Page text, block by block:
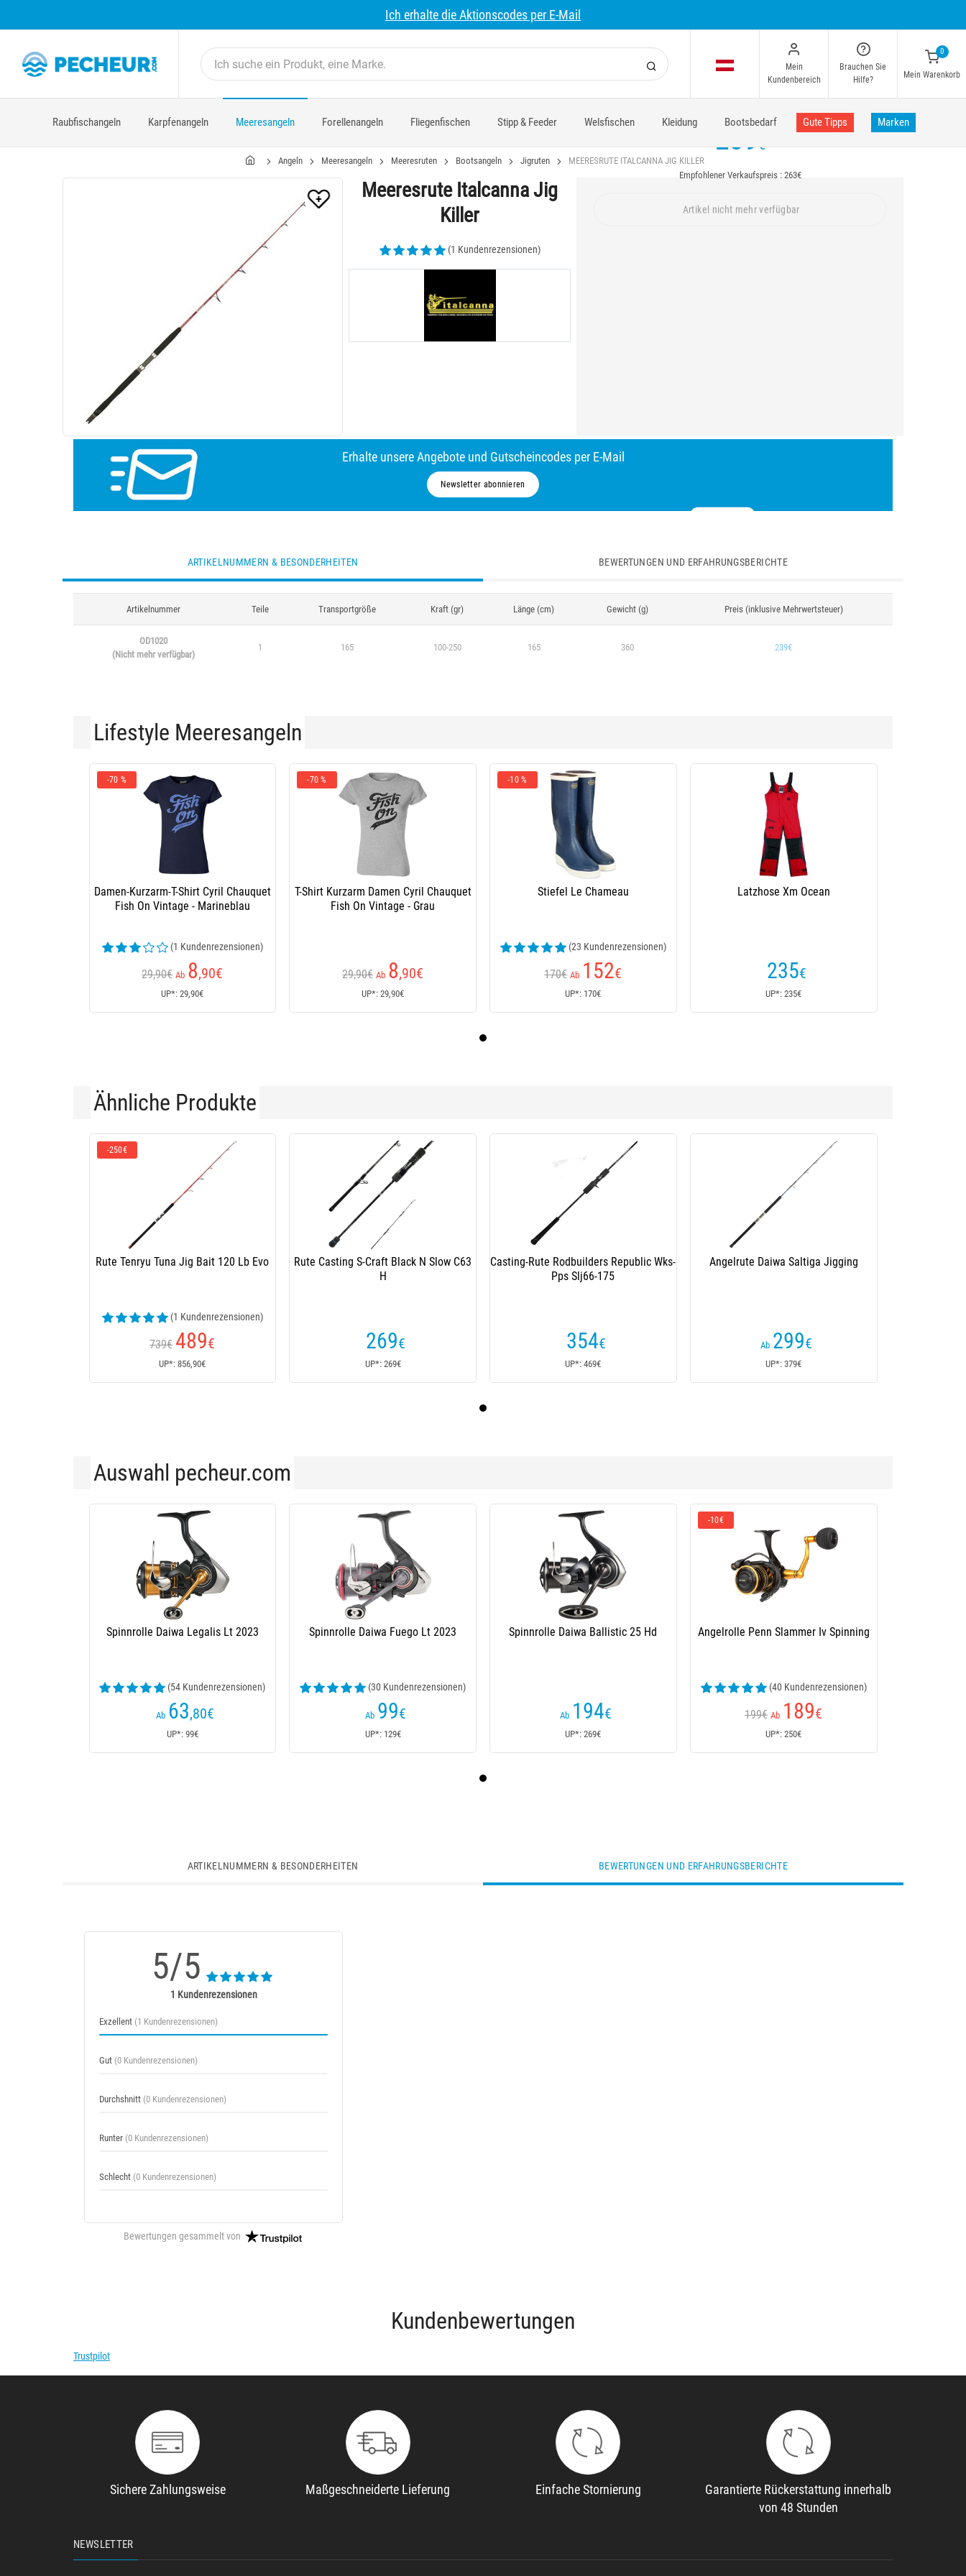
Ich erhalte die Aktionscodes per E-Mail
Mein
Kundenbereich
Brauchen Sie
Hilfe?
0
Mein Warenkorb
Raubfischangeln Karpfenangeln Meeresangeln Forellenangeln Fliegenfischen Stipp & Feeder Welsfischen Kleidung Bootsbedarf Gute Tipps Marken
Angeln Meeresangeln Meeresruten Bootsangeln Jigruten MEERESRUTE ITALCANNA JIG KILLER
Meeresrute Italcanna Jig
Killer
(1 Kundenrezensionen)
239€
Empfohlener Verkaufspreis : 263€
Artikel nicht mehr verfügbar
Erhalte unsere Angebote und Gutscheincodes per E-Mail
Newsletter abonnieren
ARTIKELNUMMERN & BESONDERHEITEN BEWERTUNGEN UND ERFAHRUNGSBERICHTE
Artikelnummer Teile Transportgröße Kraft (gr) Länge (cm) Gewicht (g) Preis (inklusive Mehrwertsteuer)
OD1020
(Nicht mehr verfügbar)
1 165 100-250 165 360 239€
Lifestyle Meeresangeln
-70 %
Damen-Kurzarm-T-Shirt Cyril Chauquet
Fish On Vintage - Marineblau
(1 Kundenrezensionen)
29,90€ Ab 8,90€
UP*: 29,90€
-70 %
T-Shirt Kurzarm Damen Cyril Chauquet
Fish On Vintage - Grau
29,90€ Ab 8,90€
UP*: 29,90€
-10 %
Stiefel Le Chameau
(23 Kundenrezensionen)
170€ Ab 152€
UP*: 170€
Latzhose Xm Ocean
235€
UP*: 235€
Ähnliche Produkte
-250€
Rute Tenryu Tuna Jig Bait 120 Lb Evo
(1 Kundenrezensionen)
739€ 489€
UP*: 856,90€
Rute Casting S-Craft Black N Slow C63
H
269€
UP*: 269€
Casting-Rute Rodbuilders Republic Wks-
Pps Slj66-175
354€
UP*: 469€
Angelrute Daiwa Saltiga Jigging
Ab 299€
UP*: 379€
Auswahl pecheur.com
Spinnrolle Daiwa Legalis Lt 2023
(54 Kundenrezensionen)
Ab 63,80€
UP*: 99€
Spinnrolle Daiwa Fuego Lt 2023
(30 Kundenrezensionen)
Ab 99€
UP*: 129€
Spinnrolle Daiwa Ballistic 25 Hd
Ab 194€
UP*: 269€
-10€
Angelrolle Penn Slammer Iv Spinning
(40 Kundenrezensionen)
199€ Ab 189€
UP*: 250€
ARTIKELNUMMERN & BESONDERHEITEN BEWERTUNGEN UND ERFAHRUNGSBERICHTE
5/5
1 Kundenrezensionen
Exzellent (1 Kundenrezensionen)
Gut (0 Kundenrezensionen)
Durchshnitt (0 Kundenrezensionen)
Runter (0 Kundenrezensionen)
Schlecht (0 Kundenrezensionen)
Bewertungen gesammelt von
Kundenbewertungen
Trustpilot
Sichere Zahlungsweise Maßgeschneiderte Lieferung Einfache Stornierung
Garantierte Rückerstattung innerhalb
von 48 Stunden
NEWSLETTER